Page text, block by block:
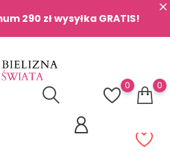
290 zł wysyłka GRATIS!
0
0